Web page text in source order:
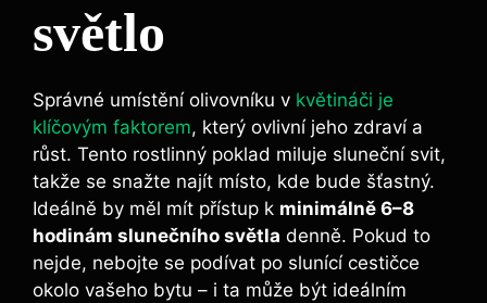
světlo
Správné umístění olivovníku v květináči je
klíčovým faktorem, který ovlivní jeho zdraví a
růst. Tento rostlinný poklad miluje sluneční svit,
takže se snažte najít místo, kde bude šťastný.
Ideálně by měl mít přístup k minimálně 6–8
hodinám slunečního světla denně. Pokud to
nejde, nebojte se podívat po slunící cestičce
okolo vašeho bytu – i ta může být ideálním